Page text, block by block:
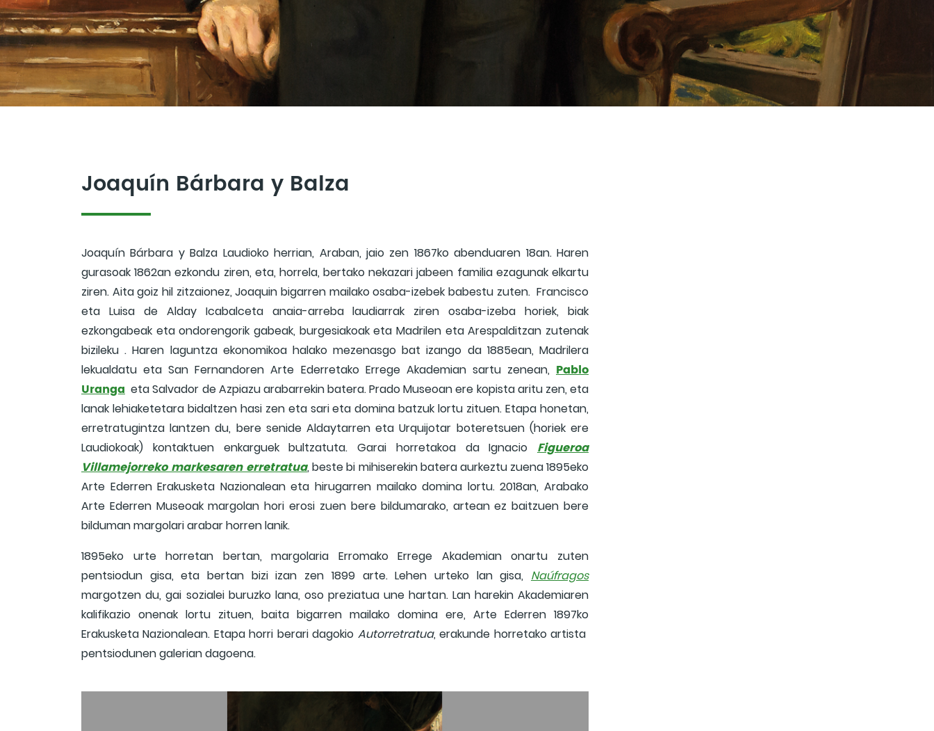
Joaquín Bárbara y Balza
Joaquín Bárbara y Balza Laudioko herrian, Araban, jaio zen 1867ko abenduaren 18an. Haren
gurasoak 1862an ezkondu ziren, eta, horrela, bertako nekazari jabeen familia ezagunak elkartu
ziren. Aita goiz hil zitzaionez, Joaquin bigarren mailako osaba-izebek babestu zuten. Francisco
eta Luisa de Alday Icabalceta anaia-arreba laudiarrak ziren osaba-izeba horiek, biak
ezkongabeak eta ondorengorik gabeak, burgesiakoak eta Madrilen eta Arespalditzan zutenak
bizileku . Haren laguntza ekonomikoa halako mezenasgo bat izango da 1885ean, Madrilera
lekualdatu eta San Fernandoren Arte Ederretako Errege Akademian sartu zenean, Pablo
Uranga eta Salvador de Azpiazu arabarrekin batera. Prado Museoan ere kopista aritu zen, eta
lanak lehiaketetara bidaltzen hasi zen eta sari eta domina batzuk lortu zituen. Etapa honetan,
erretratugintza lantzen du, bere senide Aldaytarren eta Urquijotar boteretsuen (horiek ere
Laudiokoak) kontaktuen enkarguek bultzatuta. Garai horretakoa da Ignacio Figueroa
Villamejorreko markesaren erretratua, beste bi mihiserekin batera aurkeztu zuena 1895eko
Arte Ederren Erakusketa Nazionalean eta hirugarren mailako domina lortu. 2018an, Arabako
Arte Ederren Museoak margolan hori erosi zuen bere bildumarako, artean ez baitzuen bere
bilduman margolari arabar horren lanik.
1895eko urte horretan bertan, margolaria Erromako Errege Akademian onartu zuten
pentsiodun gisa, eta bertan bizi izan zen 1899 arte. Lehen urteko lan gisa, Naúfragos
margotzen du, gai sozialei buruzko lana, oso preziatua une hartan. Lan harekin Akademiaren
kalifikazio onenak lortu zituen, baita bigarren mailako domina ere, Arte Ederren 1897ko
Erakusketa Nazionalean. Etapa horri berari dagokio Autorretratua, erakunde horretako artista
pentsiodunen galerian dagoena.